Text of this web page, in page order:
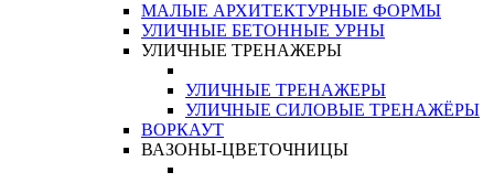
МАЛЫЕ АРХИТЕКТУРНЫЕ ФОРМЫ
УЛИЧНЫЕ БЕТОННЫЕ УРНЫ
УЛИЧНЫЕ ТРЕНАЖЕРЫ
УЛИЧНЫЕ ТРЕНАЖЕРЫ
УЛИЧНЫЕ СИЛОВЫЕ ТРЕНАЖЁРЫ
ВОРКАУТ
ВАЗОНЫ-ЦВЕТОЧНИЦЫ